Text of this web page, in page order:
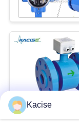
গোপনীয়তা
নীতি
Kacise